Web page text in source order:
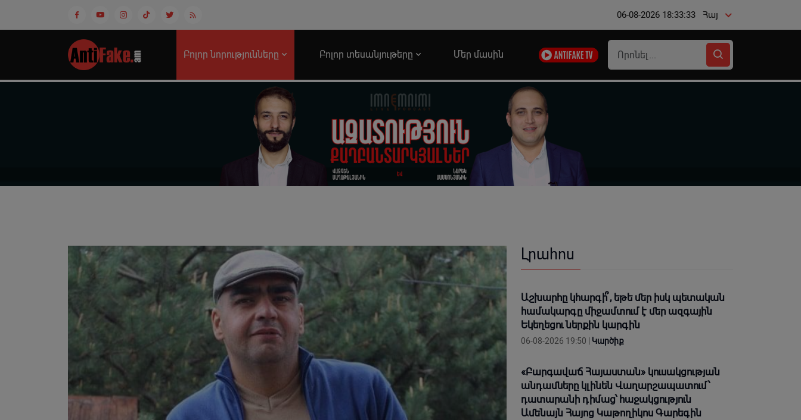
06-08-2026 18:33:34 Հայ
Բոլոր նորությունները Բոլոր տեսանյութերը Մեր մասին
Լրահոս
Աշխարհը կհարգի՞, եթե մեր իսկ պետական
համակարգը միջամտում է մեր ազգային
Եկեղեցու ներքին կարգին
06-08-2026 19:50 | Կարծիք
«Բարգավաճ Հայաստան» կուսակցության
անդամները կլինեն Վաղարշապատում՝
դատարանի դիմաց՝ հաջակցություն
Ամենայն Հայոց Կաթողիկոս Գարեգին